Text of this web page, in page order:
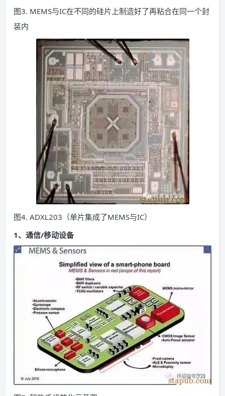
图3. MEMS与IC在不同的硅片上制造好了再粘合在同一个封
装内
图4. ADXL203（单片集成了MEMS与IC）
1、通信/移动设备